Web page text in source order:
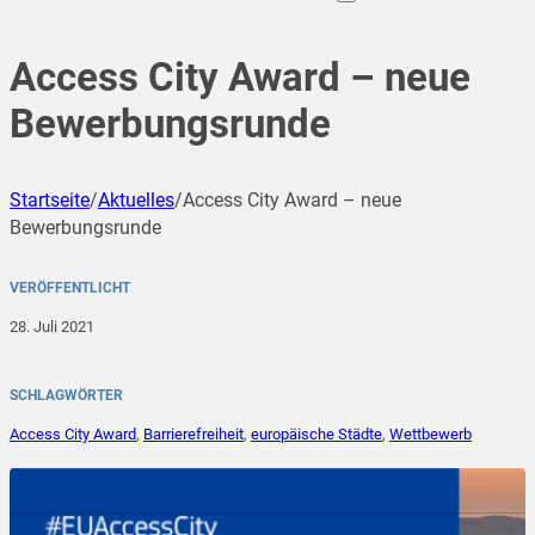
Access City Award – neue
Bewerbungsrunde
Startseite/Aktuelles/Access City Award – neue
Bewerbungsrunde
VERÖFFENTLICHT
28. Juli 2021
SCHLAGWÖRTER
Access City Award, Barrierefreiheit, europäische Städte, Wettbewerb